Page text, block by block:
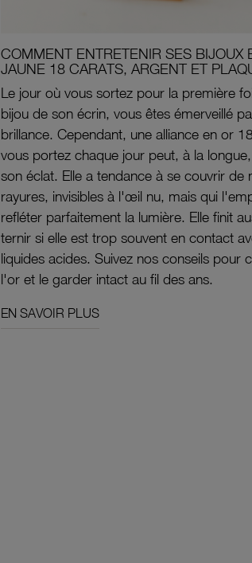
COMMENT ENTRETENIR SES BIJOUX
JAUNE 18 CARATS, ARGENT ET
Le jour où vous sortez pour la première
bijou de son écrin, vous êtes émerveillé
brillance. Cependant, une alliance en or
vous portez chaque jour peut, à la
son éclat. Elle a tendance à se couvrir de
rayures, invisibles à l'œil nu, mais qui
refléter parfaitement la lumière. Elle finit
ternir si elle est trop souvent en contact
liquides acides. Suivez nos conseils pour
l'or et le garder intact au fil des ans.
EN SAVOIR PLUS